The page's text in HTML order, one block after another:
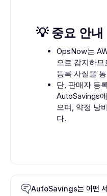
💡 중요 안내
OpsNow는
으로 감지하
등록 사실을
단, 판매자 등
AutoSavings
으며, 약정 낭
다.
AutoSavings는 어떤 서